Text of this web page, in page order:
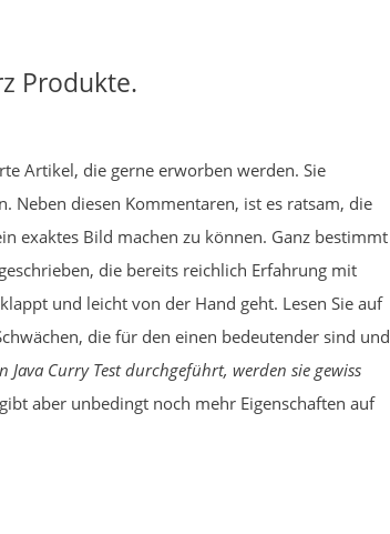
Produkte.
Artikel, die gerne erworben werden. Sie
Neben diesen Kommentaren, ist es ratsam, die
exaktes Bild machen zu können. Ganz bestimmt
die bereits reichlich Erfahrung mit
und leicht von der Hand geht. Lesen Sie auf
die für den einen bedeutender sind und
Curry Test durchgeführt, werden sie gewiss
aber unbedingt noch mehr Eigenschaften auf